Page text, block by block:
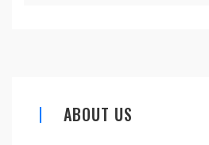
ABOUT US